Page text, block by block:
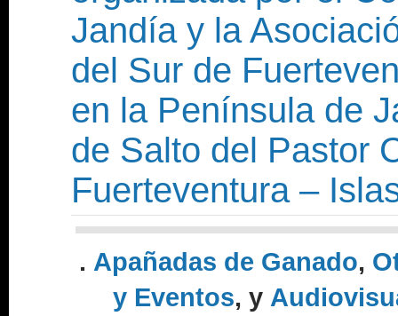
Jandía y la
del Sur de
en la Península de
de Salto del Pastor
Fuerteventura –
. Apañadas de Ganado,
y Eventos, y